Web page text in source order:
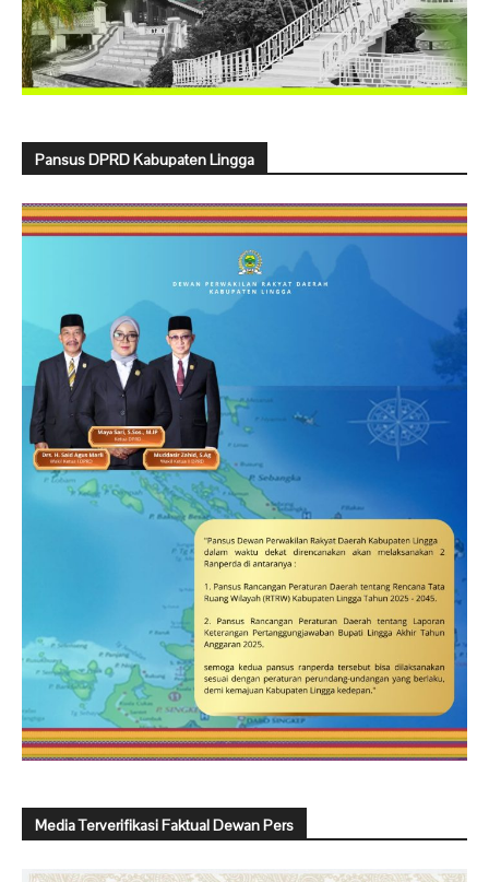
Pansus DPRD Kabupaten Lingga
Media Terverifikasi Faktual Dewan Pers